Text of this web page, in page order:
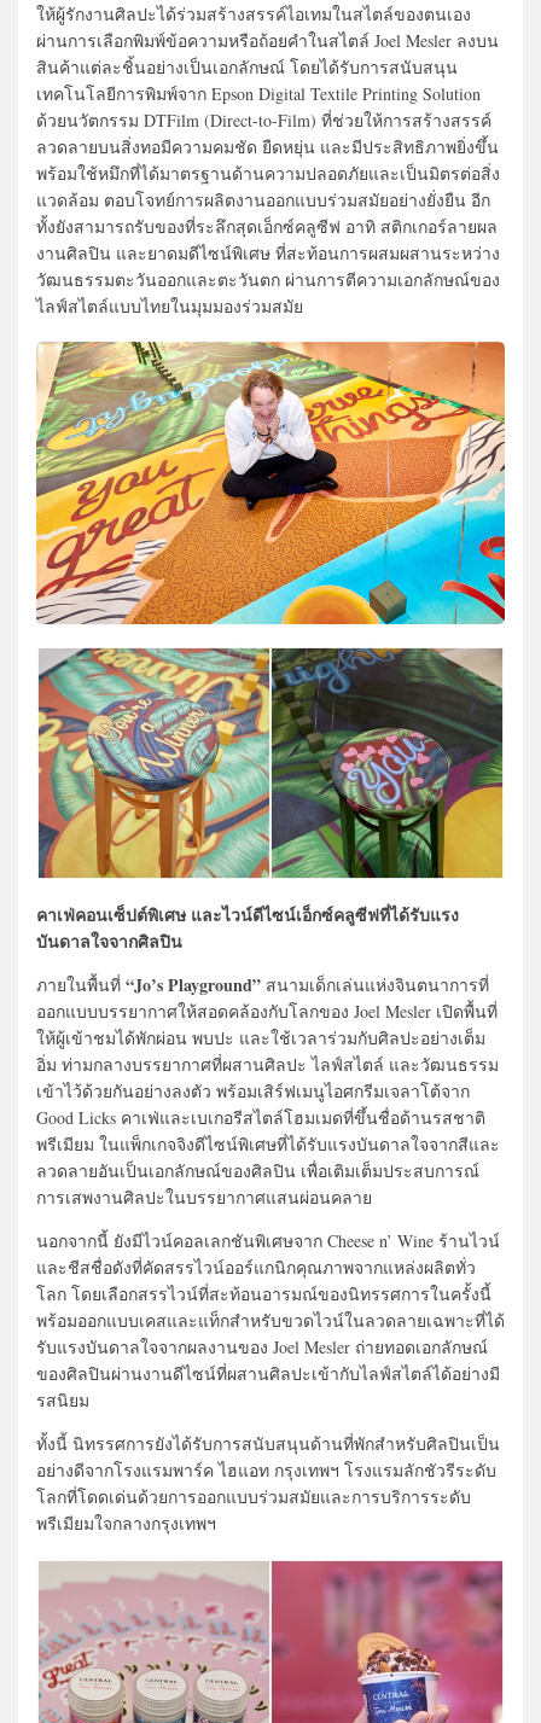
ให้ผู้รักงานศิลปะได้ร่วมสร้างสรรค์ไอเทมในสไตล์ของตนเอง
ผ่านการเลือกพิมพ์ข้อความหรือถ้อยคำในสไตล์ Joel Mesler ลงบน
สินค้าแต่ละชิ้นอย่างเป็นเอกลักษณ์ โดยได้รับการสนับสนุน
เทคโนโลยีการพิมพ์จาก Epson Digital Textile Printing Solution
ด้วยนวัตกรรม DTFilm (Direct-to-Film) ที่ช่วยให้การสร้างสรรค์
ลวดลายบนสิ่งทอมีความคมชัด ยืดหยุ่น และมีประสิทธิภาพยิ่งขึ้น
พร้อมใช้หมึกที่ได้มาตรฐานด้านความปลอดภัยและเป็นมิตรต่อสิ่ง
แวดล้อม ตอบโจทย์การผลิตงานออกแบบร่วมสมัยอย่างยั่งยืน อีก
ทั้งยังสามารถรับของที่ระลึกสุดเอ็กซ์คลูซีฟ อาทิ สติกเกอร์ลายผล
งานศิลปิน และยาดมดีไซน์พิเศษ ที่สะท้อนการผสมผสานระหว่าง
วัฒนธรรมตะวันออกและตะวันตก ผ่านการตีความเอกลักษณ์ของ
ไลฟ์สไตล์แบบไทยในมุมมองร่วมสมัย
คาเฟ่คอนเซ็ปต์พิเศษ และไวน์ดีไซน์เอ็กซ์คลูซีฟที่ได้รับแรง
บันดาลใจจากศิลปิน
ภายในพื้นที่ “Jo’s Playground” สนามเด็กเล่นแห่งจินตนาการที่
ออกแบบบรรยากาศให้สอดคล้องกับโลกของ Joel Mesler เปิดพื้นที่
ให้ผู้เข้าชมได้พักผ่อน พบปะ และใช้เวลาร่วมกับศิลปะอย่างเต็ม
อิ่ม ท่ามกลางบรรยากาศที่ผสานศิลปะ ไลฟ์สไตล์ และวัฒนธรรม
เข้าไว้ด้วยกันอย่างลงตัว พร้อมเสิร์ฟเมนูไอศกรีมเจลาโต้จาก
Good Licks คาเฟ่และเบเกอรีสไตล์โฮมเมดที่ขึ้นชื่อด้านรสชาติ
พรีเมียม ในแพ็กเกจจิงดีไซน์พิเศษที่ได้รับแรงบันดาลใจจากสีและ
ลวดลายอันเป็นเอกลักษณ์ของศิลปิน เพื่อเติมเต็มประสบการณ์
การเสพงานศิลปะในบรรยากาศแสนผ่อนคลาย
นอกจากนี้ ยังมีไวน์คอลเลกชันพิเศษจาก Cheese n’ Wine ร้านไวน์
และชีสชื่อดังที่คัดสรรไวน์ออร์แกนิกคุณภาพจากแหล่งผลิตทั่ว
โลก โดยเลือกสรรไวน์ที่สะท้อนอารมณ์ของนิทรรศการในครั้งนี้
พร้อมออกแบบเคสและแท็กสำหรับขวดไวน์ในลวดลายเฉพาะที่ได้
รับแรงบันดาลใจจากผลงานของ Joel Mesler ถ่ายทอดเอกลักษณ์
ของศิลปินผ่านงานดีไซน์ที่ผสานศิลปะเข้ากับไลฟ์สไตล์ได้อย่างมี
รสนิยม
ทั้งนี้ นิทรรศการยังได้รับการสนับสนุนด้านที่พักสำหรับศิลปินเป็น
อย่างดีจากโรงแรมพาร์ค ไฮแอท กรุงเทพฯ โรงแรมลักชัวรีระดับ
โลกที่โดดเด่นด้วยการออกแบบร่วมสมัยและการบริการระดับ
พรีเมียมใจกลางกรุงเทพฯ